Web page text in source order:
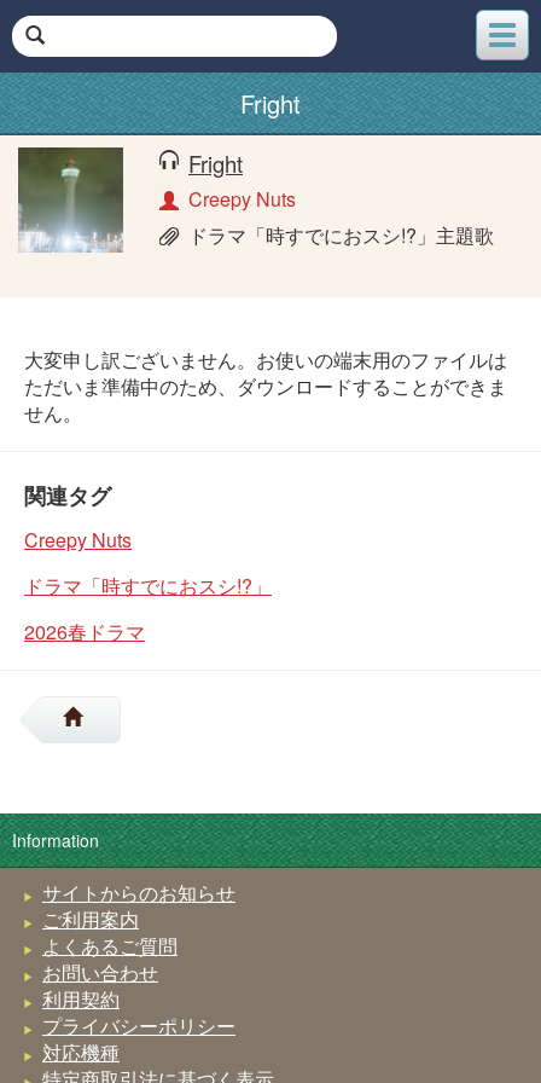
メ
ニ
ュ
ー
Fright
Fright
Creepy Nuts
ドラマ「時すでにおスシ!?」主題歌
大変申し訳ございません。お使いの端末用のファイルは
ただいま準備中のため、ダウンロードすることができま
せん。
関連タグ
Creepy Nuts
ドラマ「時すでにおスシ!?」
2026春ドラマ
Information
サイトからのお知らせ
ご利用案内
よくあるご質問
お問い合わせ
利用契約
プライバシーポリシー
対応機種